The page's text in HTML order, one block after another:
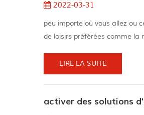
2022-03-31
peu importe où vous allez ou
de loisirs préférées comme la
à vo...LIRE LA SUITE
activer des solutions